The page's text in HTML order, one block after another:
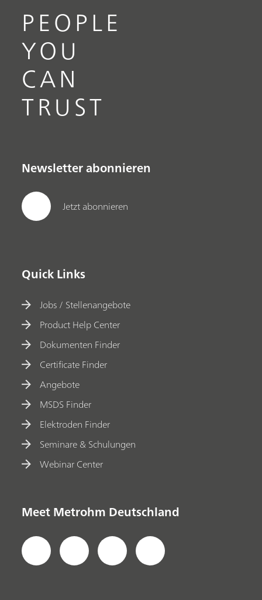
PEOPLE
YOU
CAN
TRUST
Newsletter abonnieren
Jetzt abonnieren
Quick Links
Jobs / Stellenangebote
Product Help Center
Dokumenten Finder
Certificate Finder
Angebote
MSDS Finder
Elektroden Finder
Seminare & Schulungen
Webinar Center
Meet Metrohm Deutschland